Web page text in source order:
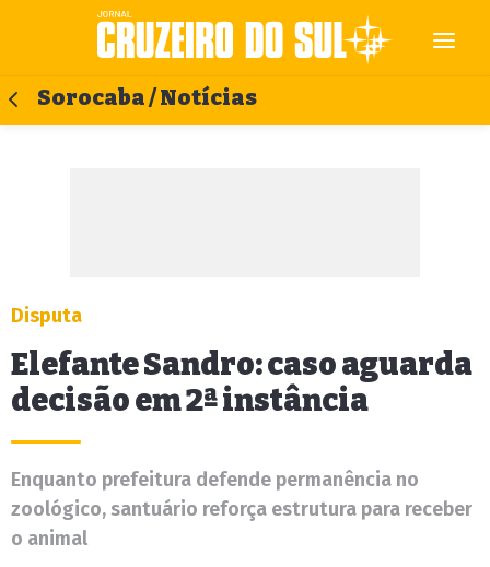
Sorocaba / Notícias
Disputa
Elefante Sandro: caso aguarda
decisão em 2ª instância
Enquanto prefeitura defende permanência no
zoológico, santuário reforça estrutura para receber
o animal